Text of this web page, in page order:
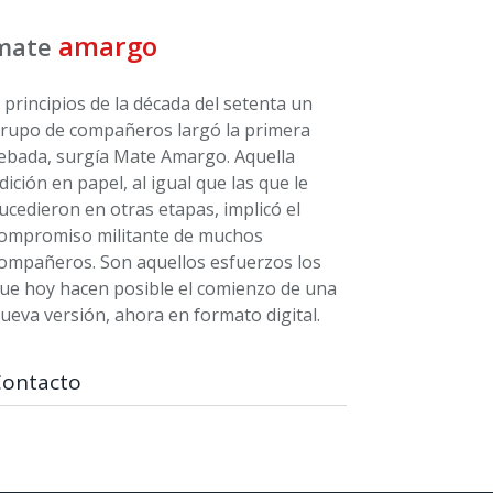
amargo
principios de la década del setenta un
de compañeros largó la primera
surgía Mate Amargo. Aquella
en papel, al igual que las que le
en otras etapas, implicó el
militante de muchos
Son aquellos esfuerzos los
hoy hacen posible el comienzo de una
versión, ahora en formato digital.